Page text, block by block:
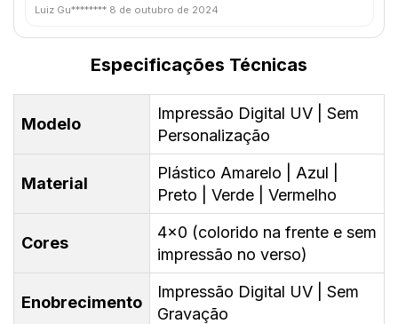
Luiz Gu******** 8 de outubro de 2024
Especificações Técnicas
Modelo
Impressão Digital UV | Sem
Personalização
Material
Plástico Amarelo | Azul |
Preto | Verde | Vermelho
Cores
4x0 (colorido na frente e sem
impressão no verso)
Enobrecimento
Impressão Digital UV | Sem
Gravação